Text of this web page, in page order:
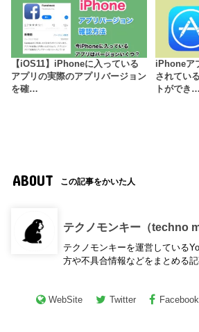
【iOS11】iPhoneに入っている
アプリの実際のアプリバージョン
を確…
iPhoneア
されてい
トができ…
ABOUT この記事をかいた人
テクノモンキー（techno
テクノモンキーを運営している
方や不具合情報などをまとめる記
WebSite Twitter Facebook